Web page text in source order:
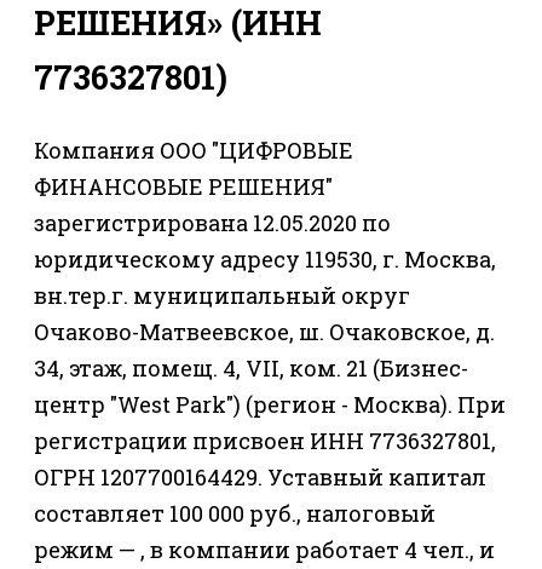
РЕШЕНИЯ» (ИНН
7736327801)
Компания ООО "ЦИФРОВЫЕ
ФИНАНСОВЫЕ РЕШЕНИЯ"
зарегистрирована 12.05.2020 по
юридическому адресу 119530, г. Москва,
вн.тер.г. муниципальный округ
Очаково-Матвеевское, ш. Очаковское, д.
34, этаж, помещ. 4, VII, ком. 21 (Бизнес-
центр "West Park") (регион - Москва). При
регистрации присвоен ИНН 7736327801,
ОГРН 1207700164429. Уставный капитал
составляет 100 000 руб., налоговый
режим — , в компании работает 4 чел., и